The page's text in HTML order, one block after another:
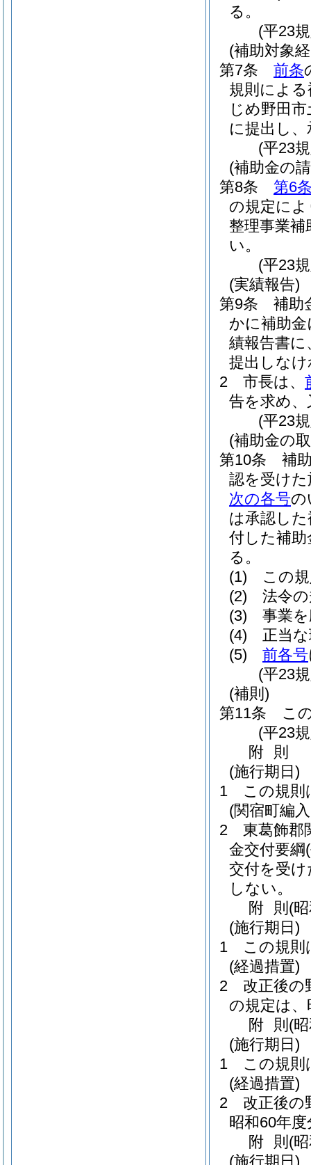
る。
(平23
(補助対象
第7条
前条
規則によ
じめ野田
に提出し
(平23
(補助金の
第8条
第6
の規定に
整理事業
い。
(平23
(実績報告)
第9条
補助
かに補助
績報告書に
提出しな
2
市長は、
告を求め
(平23
(補助金の
第10条
補
認を受け
次の各号の
は承認し
付した補
る。
(1)
この
(2)
法令
(3)
事業
(4)
正当
(5)
前各号
(平23
(補則)
第11条
こ
(平23
附 則
(施行期日)
1
この規則
(関宿町編
2
東葛飾郡
金交付要綱
交付を受
しない。
附 則 (
(施行期日)
1
この規則
(経過措置)
2
改正後の
の規定は
附 則 (
(施行期日)
1
この規則
(経過措置)
2
改正後の
昭和60年
附 則 (
(施行期日)